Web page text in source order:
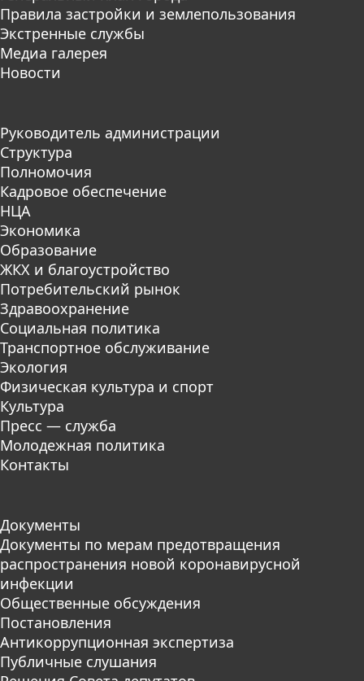
Правила застройки и землепользования
Экстренные службы
Медиа галерея
Новости
Руководитель администрации
Структура
Полномочия
Кадровое обеспечение
НЦА
Экономика
Образование
ЖКХ и благоустройство
Потребительский рынок
Здравоохранение
Социальная политика
Транспортное обслуживание
Экология
Физическая культура и спорт
Культура
Пресс — служба
Молодежная политика
Контакты
Документы
Документы по мерам предотвращения
распространения новой коронавирусной
инфекции
Общественные обсуждения
Постановления
Антикоррупционная экспертиза
Публичные слушания